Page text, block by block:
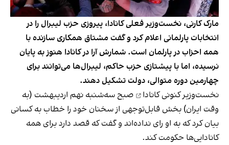
مارک کارنی، نخست‌وزیر فعلی کانادا، پیروزی حزب لیبرال را در
انتخابات پارلمانی اعلام کرد و گفت مشتاق همکاری سازنده با
همه احزاب در پارلمان است. شمارش آرا در کانادا هنوز به پایان
نرسیده، اما با پیشتازی حزب حاکم، لیبرال‌ها می‌توانند برای
چهارمین دوره متوالی، دولت تشکیل دهند.
نخست‌وزیر کنونی کانادا
صبح سه‌شنبه نهم اردیبهشت (به
وقت ایران) بخش قابل‌توجهی از سخنان خود را خطاب به کسانی
بیان کرد که به او رای نداده‌اند و گفت که قصد دارد برای همه
کانادایی‌ها حکومت کند.